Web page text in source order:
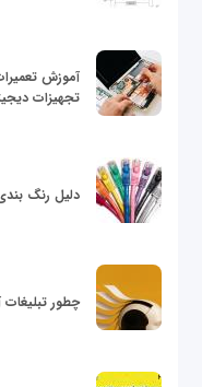
آموزش
تجهیزات
دلیل رنگ
چطور تبلیغات